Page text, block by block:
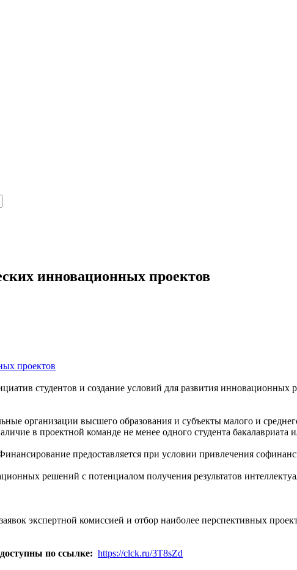
инновационных проектов
студентов и создание условий для развития инновационных
организации высшего образования и субъекты малого и
в проектной команде не менее одного студента бакалавриата
предоставляется при условии привлечения
решений с потенциалом получения результатов
экспертной комиссией и отбор наиболее перспективных
по ссылке: https://clck.ru/3T8sZd